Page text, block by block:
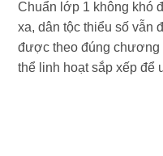
Chuẩn lớp 1 không khó
xa, dân tộc thiểu số vẫn
được theo đúng chương
thể linh hoạt sắp xếp để